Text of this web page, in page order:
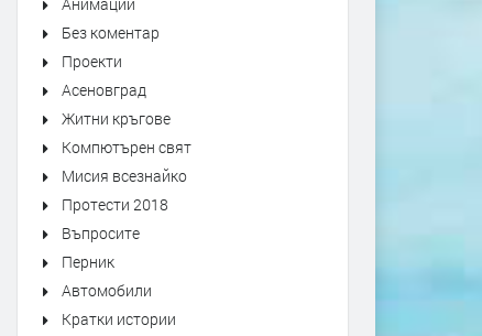
Първо издание на „Записки по
българските въстания“ от 1892
г. може да се види в архива на
Кърджали
Без коментар
Проекти
Асеновград
Житни кръгове
Компютърен свят
Мисия всезнайко
Протести 2018
Въпросите
Перник
Автомобили
Кратки истории